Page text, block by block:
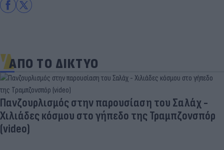
ΑΠΟ ΤΟ ΔΙΚΤΥΟ
Πανζουρλισμός στην παρουσίαση του Σαλάχ -
Χιλιάδες κόσμου στο γήπεδο της Τραμπζονσπόρ
(video)